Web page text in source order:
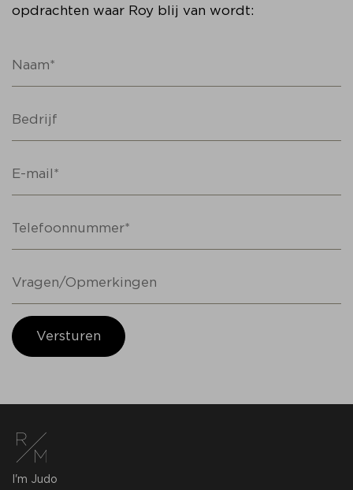
opdrachten waar Roy blij van wordt:
Versturen
I'm Judo